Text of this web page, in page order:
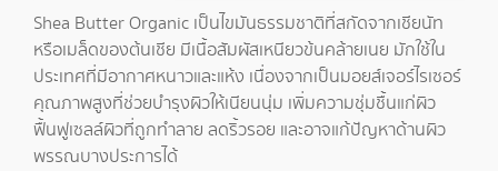
Shea Butter Organic เป็นไขมันธรรมชาติที่สกัดจากเชียนัท
หรือเมล็ดของต้นเชีย มีเนื้อสัมผัสเหนียวข้นคล้ายเนย มักใช้ใน
ประเทศที่มีอากาศหนาวและแห้ง เนื่องจากเป็นมอยส์เจอร์ไรเซอร์
คุณภาพสูงที่ช่วยบำรุงผิวให้เนียนนุ่ม เพิ่มความชุ่มชื้นแก่ผิว
ฟื้นฟูเซลล์ผิวที่ถูกทำลาย ลดริ้วรอย และอาจแก้ปัญหาด้านผิว
พรรณบางประการได้